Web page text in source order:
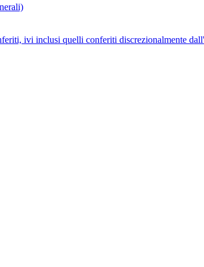
ivi inclusi quelli conferiti discrezionalmente